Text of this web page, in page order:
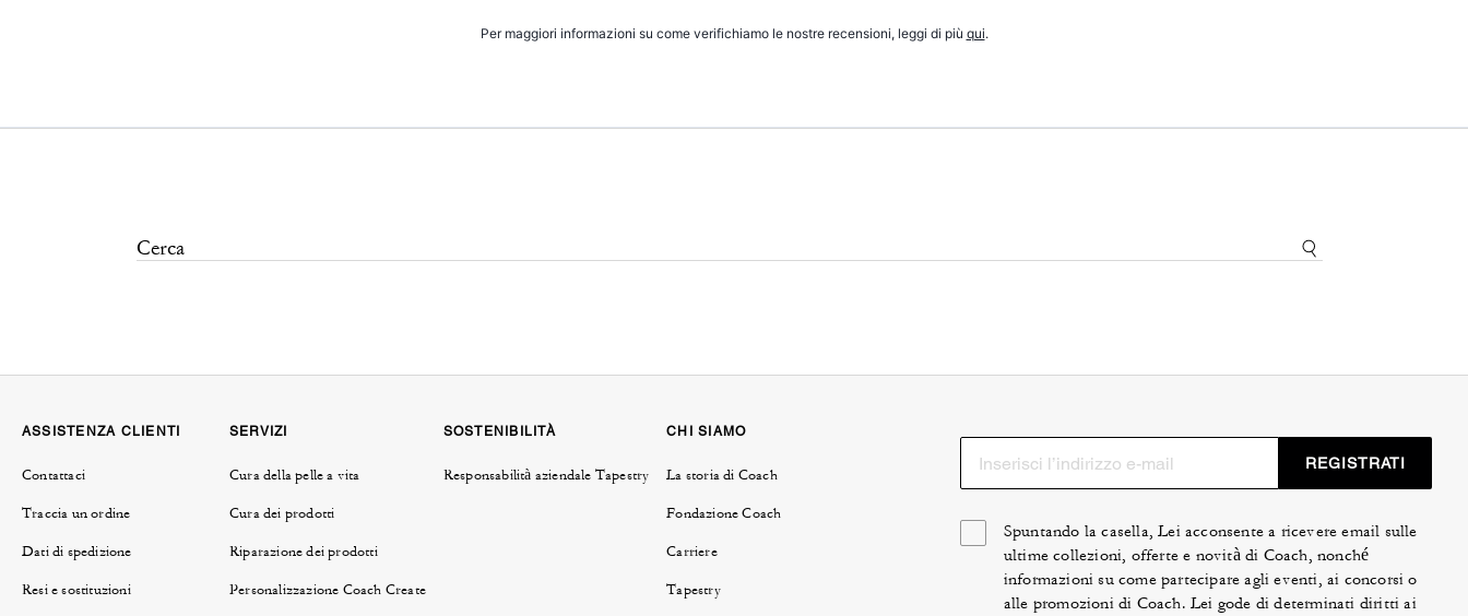
Per maggiori informazioni su come verifichiamo le nostre recensioni, leggi di più qui.
ASSISTENZA CLIENTI
Contattaci
Traccia un ordine
Dati di spedizione
Resi e sostituzioni
SERVIZI
Cura della pelle a vita
Cura dei prodotti
Riparazione dei prodotti
Personalizzazione Coach Create
SOSTENIBILITÀ
Responsabilità aziendale Tapestry
CHI SIAMO
La storia di Coach
Fondazione Coach
Carriere
Tapestry
REGISTRATI
Spuntando la casella, Lei acconsente a ricevere email sulle
ultime collezioni, offerte e novità di Coach, nonché
informazioni su come partecipare agli eventi, ai concorsi o
alle promozioni di Coach. Lei gode di determinati diritti ai